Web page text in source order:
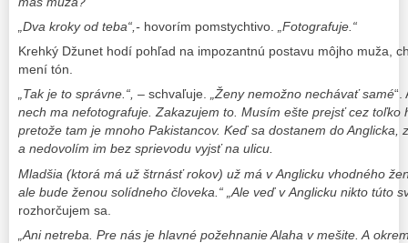
„Dva kroky od teba“,- hovorím pomstychtivo.
„Fotografuje.“
Krehký Džunet hodí pohľad na impozantnú postavu môjho muža,
mení tón.
„Tak je to správne.“, – schvaľuje. „Ženy nemožno nechávať samé“.
nech ma nefotografuje. Zakazujem to. Musím ešte prejsť cez
pretože tam je mnoho Pakistancov. Keď sa dostanem do Anglicka,
a nedovolím im bez sprievodu vyjsť na ulicu.
Mladšia (ktorá má už štrnásť rokov) už má v Anglicku vhodného
ale bude ženou solídneho človeka.“ „Ale veď v Anglicku nikto túto
rozhorčujem sa.
„Ani netreba. Pre nás je hlavné požehnanie Alaha v mešite. A